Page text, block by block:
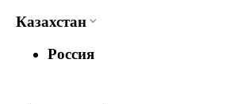
Казахстан
Россия